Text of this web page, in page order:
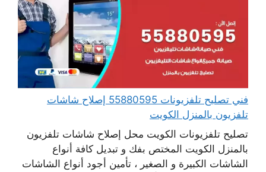
فني تصليح تلفزيونات 55880595 إصلاح شاشات
تلفزيون بالمنزل الكويت
تصليح تلفزيونات الكويت محل إصلاح شاشات تلفزيون
بالمنزل الكويت المختص بفك و تبديل كافة أنواع
الشاشات الكبيرة و الصغير ، تأمين أجود أنواع الشاشات